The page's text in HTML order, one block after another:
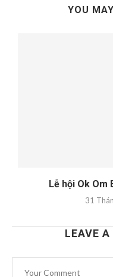
YOU
Lễ hội Ok Om
31
LEAVE